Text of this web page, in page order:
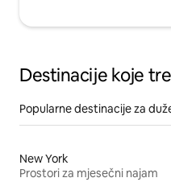
Destinacije koje
Popularne destinacije za
New York
Prostori za mjesečni najam